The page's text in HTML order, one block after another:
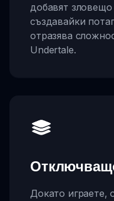
добавят
създавайки
отразява
Undertale.
Докато играете,